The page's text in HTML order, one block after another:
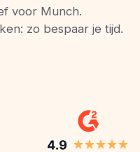
voor Munch.
zo bespaar je tijd.